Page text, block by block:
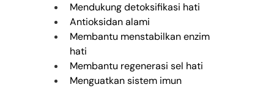
Mendukung detoksifikasi hati
Antioksidan alami
Membantu menstabilkan enzim
hati
Membantu regenerasi sel hati
Menguatkan sistem imun